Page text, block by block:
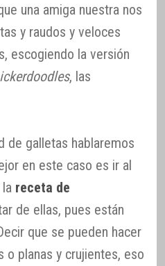
una amiga nuestra nos
y raudos y veloces
escogiendo la versión
, las
de galletas hablaremos
en este caso es ir al
receta de
de ellas, pues están
que se pueden hacer
o planas y crujientes, eso